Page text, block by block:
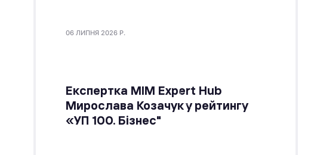
06 ЛИПНЯ 2026 Р.
Експертка MIM Expert Hub
Мирослава Козачук у рейтингу
«УП 100. Бізнес"